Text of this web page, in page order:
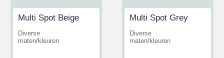
Multi Spot Beige
Diverse
maten/kleuren
Multi Spot Grey
Diverse
maten/kleuren